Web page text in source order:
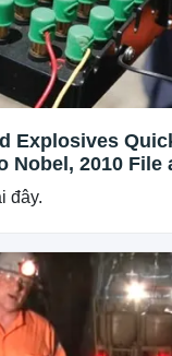
Explosives
Nobel, 2010 File
đây.